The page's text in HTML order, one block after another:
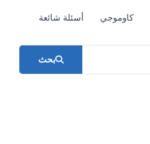
كاوموجي أسئلة شائعة
بحث